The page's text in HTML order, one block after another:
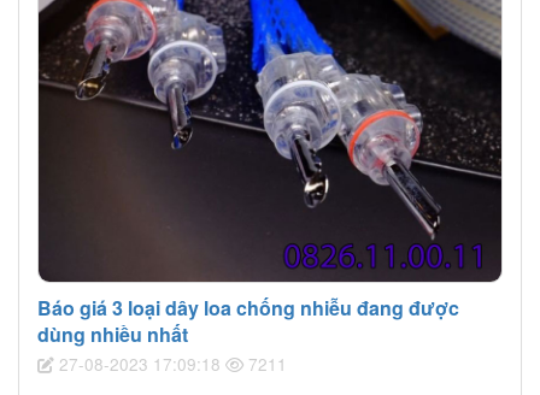
Báo giá 3 loại dây loa chống nhiễu đang được
dùng nhiều nhất
27-08-2023 17:09:18 7211